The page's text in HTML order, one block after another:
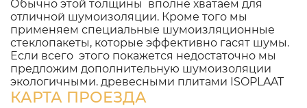
Обычно этой толщины вполне хватаем для
отличной шумоизоляции. Кроме того мы
применяем специальные шумоизляционные
стеклопакеты, которые эффективно гасят шумы.
Если всего этого покажется недостаточно мы
предложим дополнительную шумоизоляции
экологичными. древесными плитами ISOPLAAT
КАРТА ПРОЕЗДА